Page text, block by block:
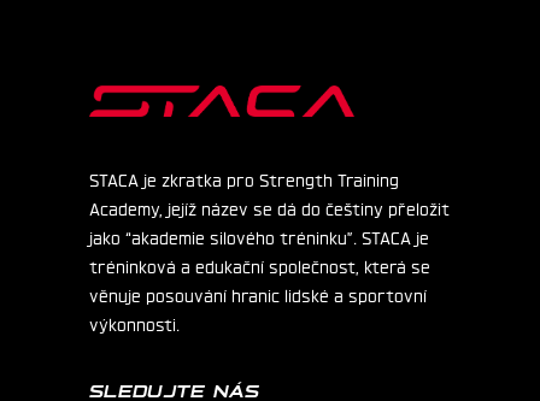
STACA je zkratka pro Strength Training
Academy, jejíž název se dá do češtiny přeložit
jako “akademie silového tréninku”. STACA je
tréninková a edukační společnost, která se
věnuje posouvání hranic lidské a sportovní
výkonnosti.
SLEDUJTE NÁS